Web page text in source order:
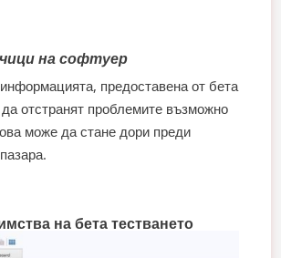
на софтуер
предоставена от бета
да отстранят проблемите възможно
може да стане дори преди
на бета тестването